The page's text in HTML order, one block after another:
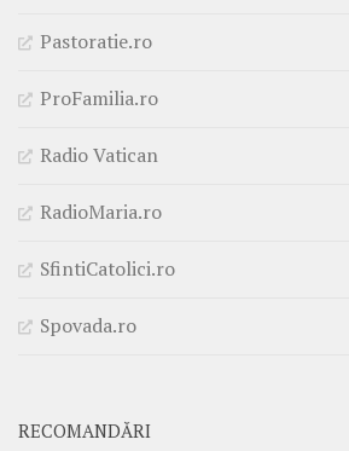
Pastoratie.ro
ProFamilia.ro
Radio Vatican
RadioMaria.ro
SfintiCatolici.ro
Spovada.ro
RECOMANDĂRI